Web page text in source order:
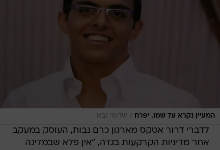
המעיין נקרא על שמו. יפרח / שלומי גבאי
לדברי דרור אטקס מארגון כרם נבות, העוסק במעקב
אחר מדיניות הקרקעות בגדה, "אין פלא שבמדינה